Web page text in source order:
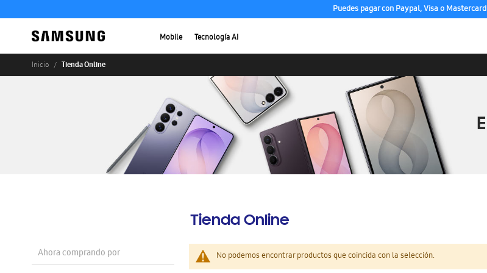
Puedes pagar con Paypal, Visa o Mastercard
Mobile Tecnología AI
Inicio Tienda Online
Tienda Online
No podemos encontrar productos que coincida con la selección.
Ahora comprando por